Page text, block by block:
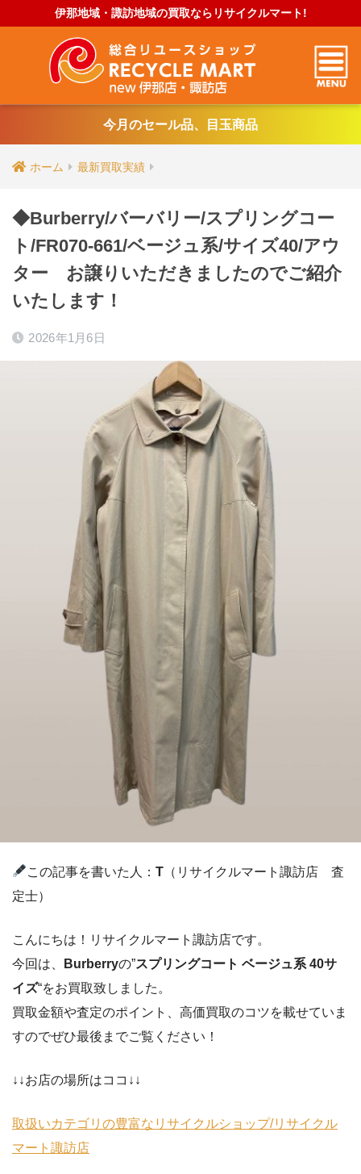
伊那地域・諏訪地域の買取ならリサイクルマート!
今月のセール品、目玉商品
ホーム 最新買取実績
◆Burberry/バーバリー/スプリングコー
ト/FR070-661/ベージュ系/サイズ40/アウ
ター お譲りいただきましたのでご紹介
いたします！
2026年1月6日
この記事を書いた人：T （リサイクルマート諏訪店 査
定士）
こんにちは！リサイクルマート諏訪店です。
今回は、
Burberryの”スプリングコート ベージュ系 40サ
イズ“をお買取致しました。
買取金額や査定のポイント、高価買取のコツを載せていま
すのでぜひ最後までご覧ください！
↓↓お店の場所はココ↓↓
取扱いカテゴリの豊富なリサイクルショップ/リサイクル
マート諏訪店